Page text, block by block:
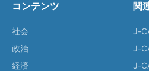
コンテンツ
社会
政治
経済
関
J-
J-
J-